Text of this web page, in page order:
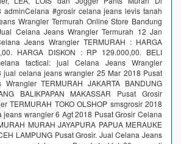
adminCelana #grosir celana jeans levis tanah
Wrangler Termurah Online Store Bandung
Celana Jeans Wrangler Termurah 12 Jan
Jeans Wrangler TERMURAH : HARGA
HARGA DISKON : RP 129.000,00. BELI
tactical: jual Celana Jeans Wrangler
jual celana jeans wrangler 25 Mar 2018 Pusat
TERMURAH JAKARTA BANDUNG
BALIKPAPAN MAKASSAR Pusat Grosir
TERMURAH TOKO OLSHOP smsgrosir 2018
jeans wrangler 6 Agt 2018 Pusat Grosir Celana
MURAH JAYAPURA PAPUA MERAUKE
LAMPUNG Pusat Grosir. Jual Celana Jeans